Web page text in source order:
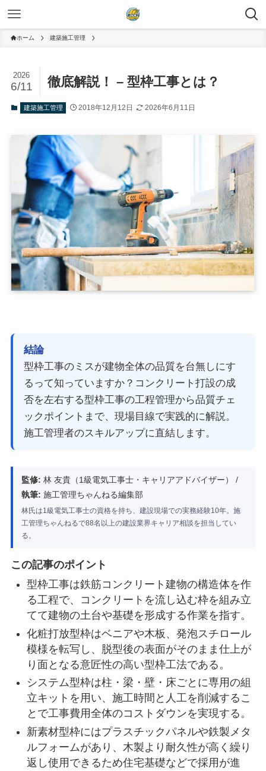
ホーム 建築施工管理
徹底解説！ – 型枠工事とは？
2026
6/11
建築施工管理 2018年12月12日 2026年6月11日
結論
型枠工事のミスが建物全体の品質を台無しにす
るって知っていますか？コンクリート打設の成
否を左右する型枠工事の工程管理から品質チェ
ックポイントまで、現場目線で実践的に解説。
施工管理者のスキルアップに直結します。
監修: 林 友貴（1級電気工事士・キャリアアドバイザー） /
執筆: 施工管理ちゃんねる編集部
林氏は1級電気工事士の資格を持ち、建設現場での実務経験10年。施
工管理ちゃんねるで88名以上の建設業界キャリア相談を担当してい
る。
この記事のポイント
型枠工事は鉄筋コンクリート建物の構造体を作
る工程で、コンクリートを流し込む枠を組み立
てて建物の土台や基礎を形成する作業を指す。
化粧打放型枠はベニアや木板、発泡スチロール
模様を転写し、脱型後の表面がそのまま仕上が
り面となる意匠性の高い型枠工法である。
システム型枠は柱・梁・壁・床ごとに専用の組
立キットを用い、施工時間と人工を削減するこ
とで工事費用全体のコストダウンを実現する。
新素材型枠にはプラスチックパネルや鉄製メタ
ルフォームがあり、木製より耐久性が高く繰り
返し使用できるため住宅基礎などで採用が進